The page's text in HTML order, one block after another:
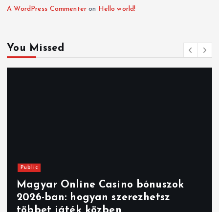
A WordPress Commenter on Hello world!
You Missed
Public
Magyar Online Casino bónuszok
2026-ban: hogyan szerezhetsz